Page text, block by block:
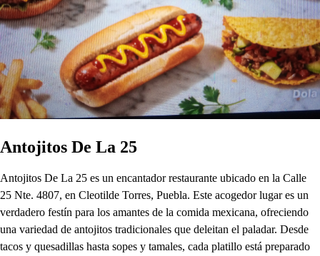
Antojitos De La 25
Antojitos De La 25 es un encantador restaurante ubicado en la Calle
25 Nte. 4807, en Cleotilde Torres, Puebla. Este acogedor lugar es un
verdadero festín para los amantes de la comida mexicana, ofreciendo
una variedad de antojitos tradicionales que deleitan el paladar. Desde
tacos y quesadillas hasta sopes y tamales, cada platillo está preparado